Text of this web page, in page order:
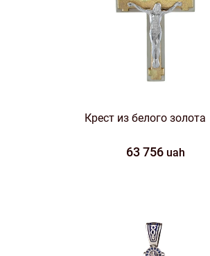
Крест из белого золота
63 756 uah